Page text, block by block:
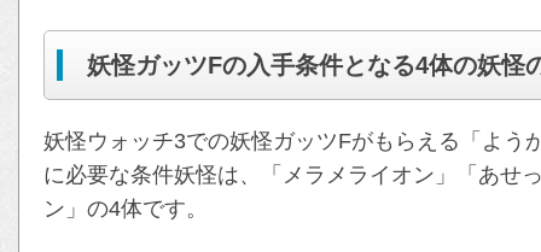
妖怪ガッツFの入手条件となる4体の妖怪
妖怪ウォッチ3での妖怪ガッツFがもらえる「よう
に必要な条件妖怪は、「メラメライオン」「あせ
ン」の4体です。